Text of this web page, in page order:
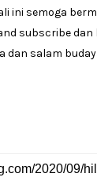
ini semoga
subscribe dan
dan salam